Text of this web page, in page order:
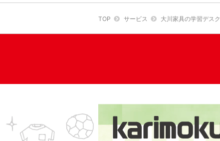
TOP サービス 大川家具の学習デスク